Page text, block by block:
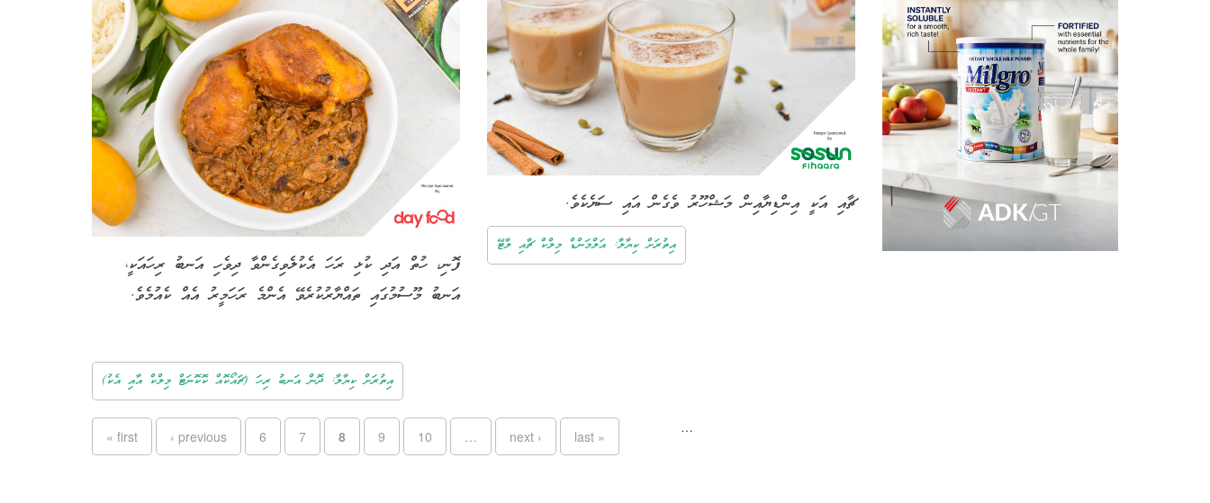
ފޮނި، ހުތް އަދި ކުޅި ރަހަ އެކުލެވިގެންވާ ދިވެހި އަނބު ރިހައަކީ،
އަނބު މޫސުމުގައި ތައްޔާރުކުރެވޭ އެންމެ ރަހަމީރު އެއް ކެއުމެވެ.
އިތުރަށް ކިޔާލާ: ދޮން އަނބު ރިހަ (ޗައޯކޮއް ކޮކޮނަޓް މިލްކް އާއި އެކު)
ޗާއި އަކީ އިންޑިޔާއިން މަޝްހޫރު ވެގެން އައި ސަޔެކެވެ.
އިތުރަށް ކިޔާލާ: އަލްމަންޑް މިލްކް ޗާއި ލާޓޭ
Pages
« first ‹ previous
…
6 7 8 9 10 … next › last »